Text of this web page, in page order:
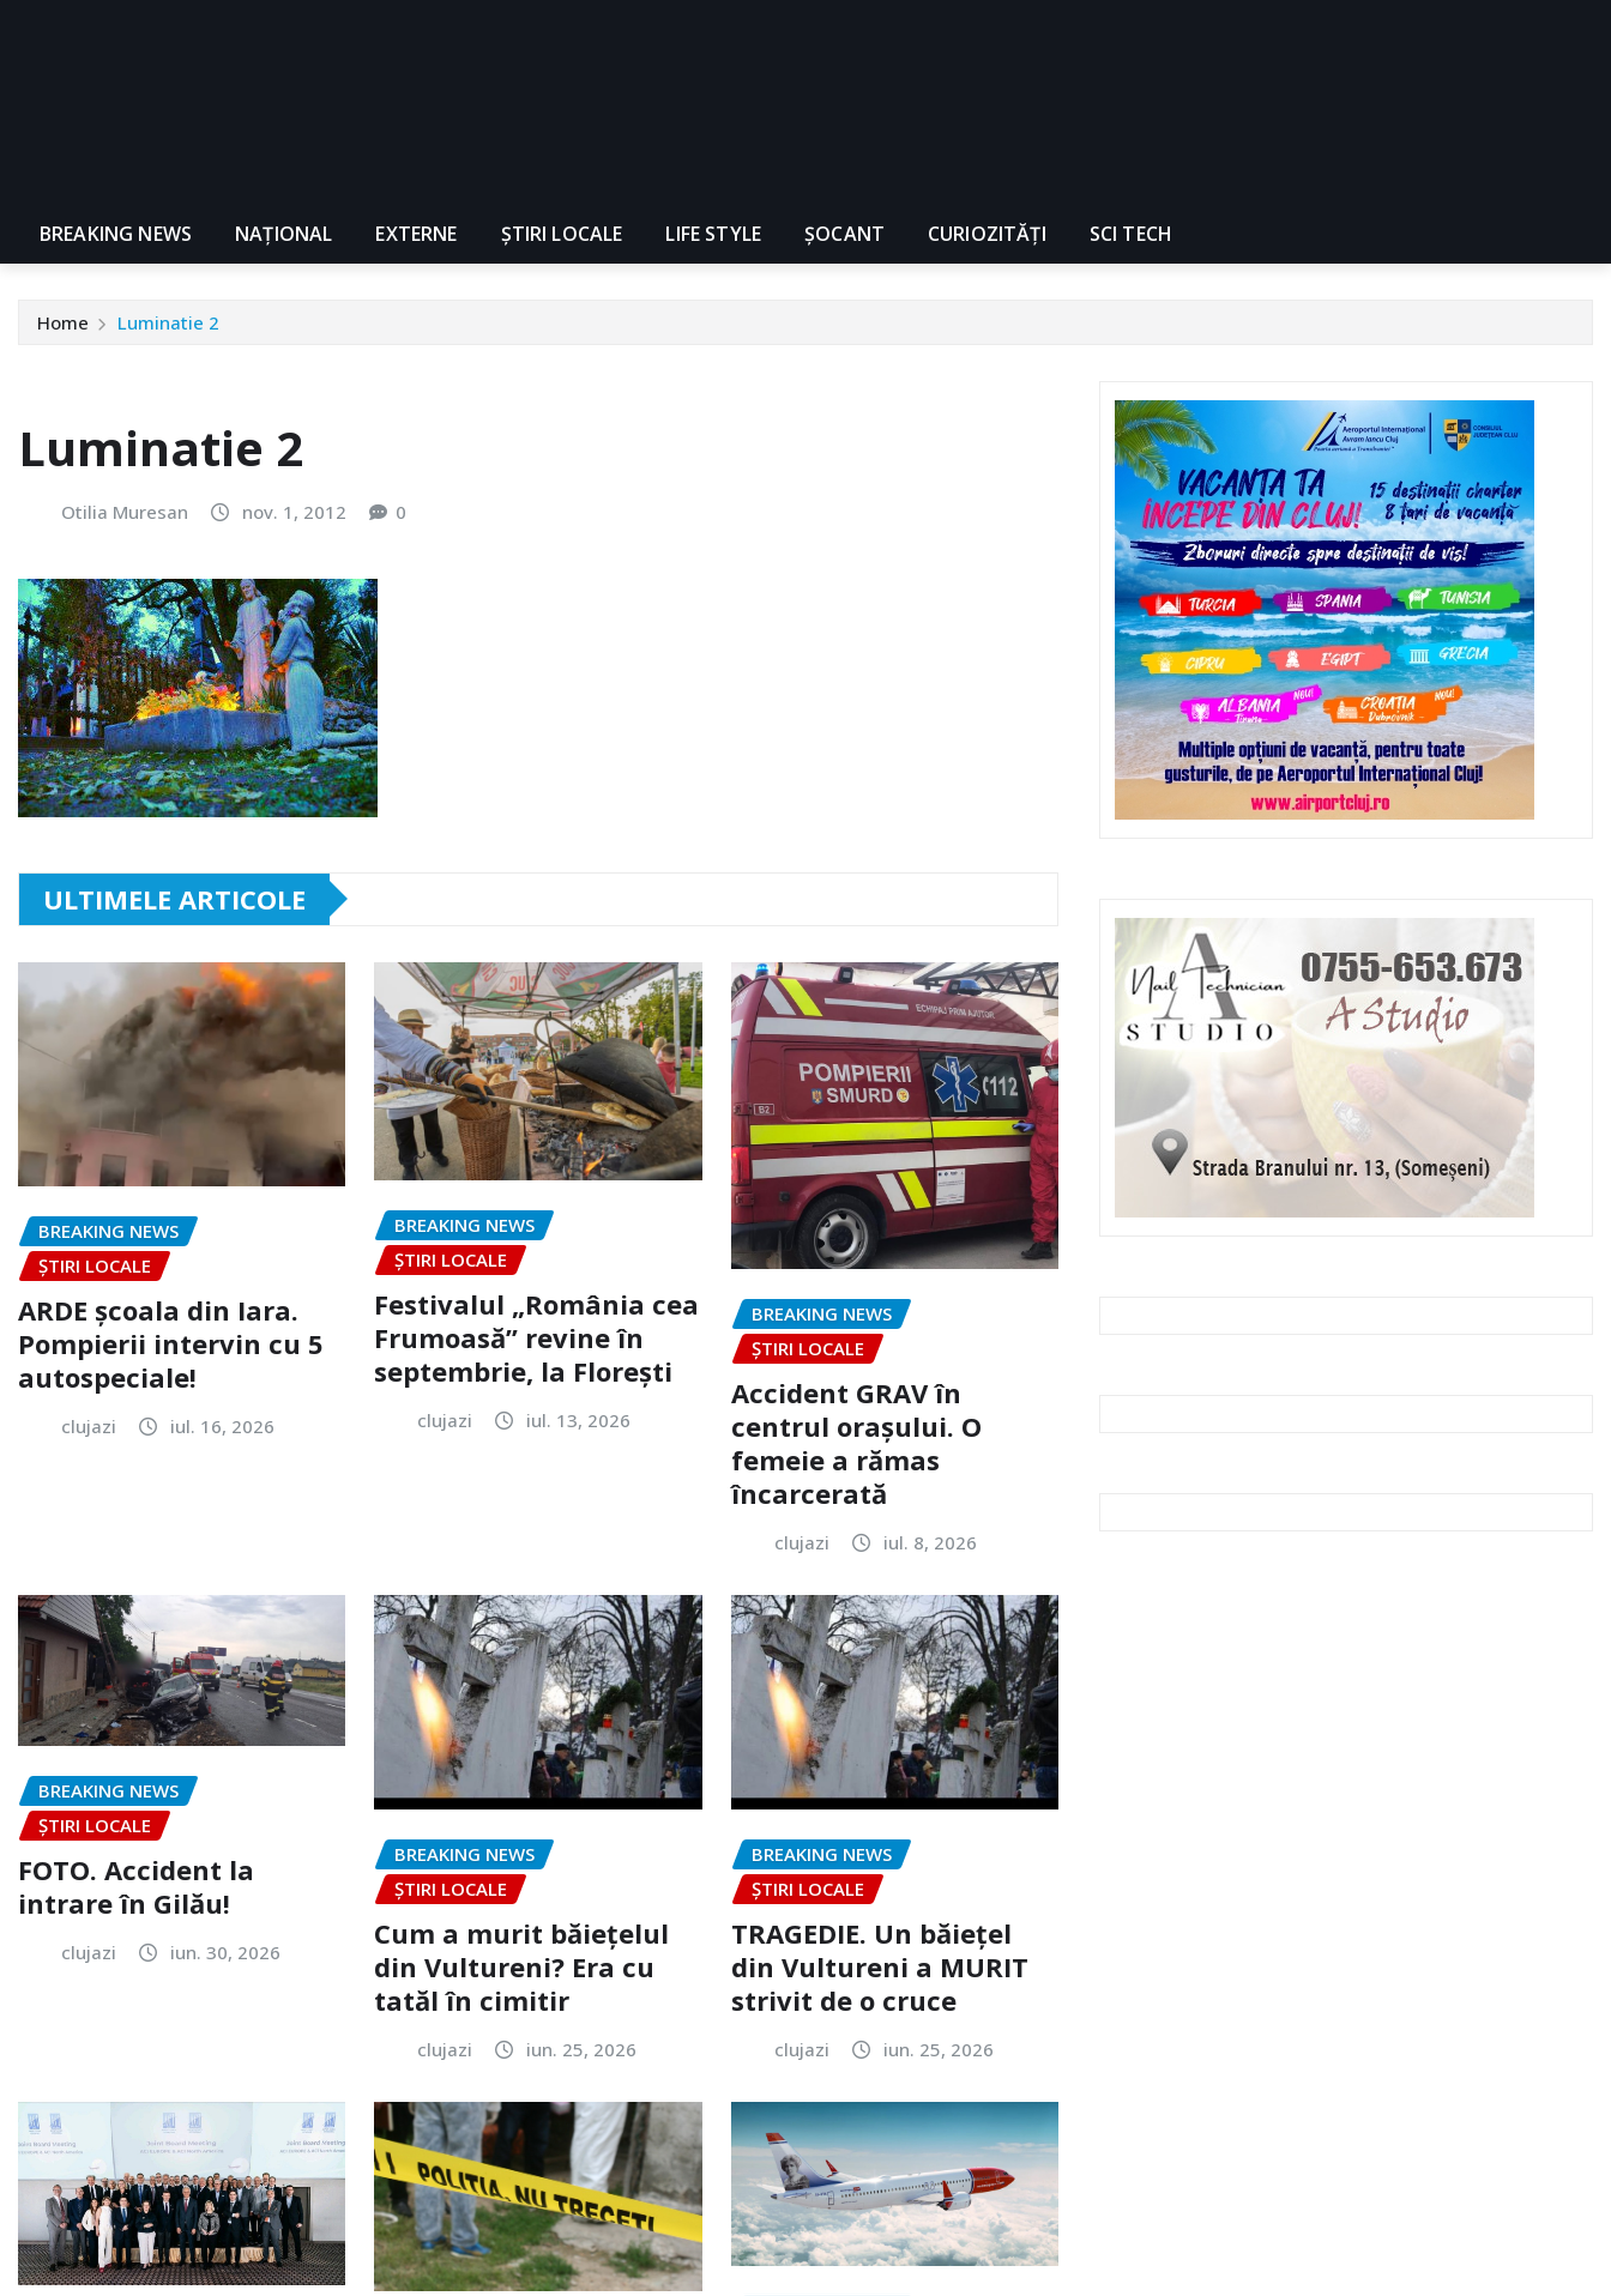
BREAKING NEWS NAŢIONAL EXTERNE ȘTIRI LOCALE LIFE STYLE ȘOCANT CURIOZITĂȚI SCI TECH
Home Luminatie 2
Luminatie 2
Otilia Muresan nov. 1, 2012 0
ULTIMELE ARTICOLE
BREAKING NEWS
ȘTIRI LOCALE
ARDE școala din Iara.
Pompierii intervin cu 5
autospeciale!
clujazi iul. 16, 2026
BREAKING NEWS
ȘTIRI LOCALE
Festivalul „România cea
Frumoasă” revine în
septembrie, la Florești
clujazi iul. 13, 2026
BREAKING NEWS
ȘTIRI LOCALE
Accident GRAV în
centrul orașului. O
femeie a rămas
încarcerată
clujazi iul. 8, 2026
BREAKING NEWS
ȘTIRI LOCALE
FOTO. Accident la
intrare în Gilău!
clujazi iun. 30, 2026
BREAKING NEWS
ȘTIRI LOCALE
Cum a murit băiețelul
din Vultureni? Era cu
tatăl în cimitir
clujazi iun. 25, 2026
BREAKING NEWS
ȘTIRI LOCALE
TRAGEDIE. Un băiețel
din Vultureni a MURIT
strivit de o cruce
clujazi iun. 25, 2026